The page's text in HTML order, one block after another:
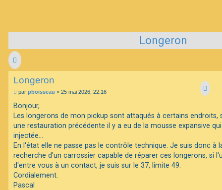
I
n
s
c
Longeron
Longeron
M
s
a
g
e
par pboisseau » 25 mai 2026, 22:16
Bonjour,
Les longerons de mon pickup sont attaqués à certains endroits,
une restauration précédente il y a eu de la mousse expansive
injectée...
En l'état elle ne passe pas le contrôle technique. Je suis donc à
recherche d'un carrossier capable de réparer ces longerons, si
d'entre vous à un contact, je suis sur le 37, limite 49.
Cordialement.
Pascal